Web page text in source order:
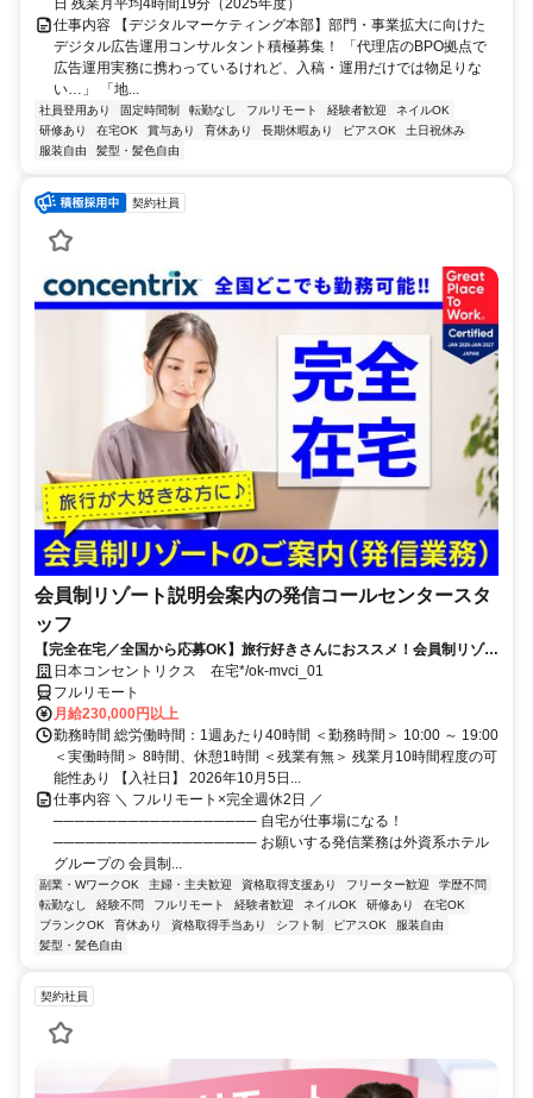
仕事内容 【デジタルマーケティング本部】部門・事業拡大に向けた
デジタル広告運用コンサルタント積極募集！ 「代理店のBPO拠点で
広告運用実務に携わっているけれど、入稿・運用だけでは物足りな
い…」 「地...
社員登用あり 固定時間制 転勤なし フルリモート 経験者歓迎
ネイルOK
研修あり
在宅OK 賞与あり 育休あり 長期休暇あり ピアスOK
土日祝休み
服装自由
髪型・髪色自由
契約社員
会員制リゾート説明会案内の発信コールセンタースタ
ッフ
【完全在宅／全国から応募OK】旅行好きさんにおススメ！会員制リゾー
トのご案内×テレワーク・リモートワーク◎月収34万円以上も可能！
日本コンセントリクス 在宅*/ok-mvci_01
フルリモート
月給230,000円以上
勤務時間 総労働時間：1週あたり40時間 ＜勤務時間＞ 10:00 ～ 19:00
＜実働時間＞ 8時間、休憩1時間 ＜残業有無＞ 残業月10時間程度の可
能性あり 【入社日】 2026年10月5日...
仕事内容 ＼ フルリモート×完全週休2日 ／
─────────────────── 自宅が仕事場になる！
─────────────────── お願いする発信業務は外資系ホテル
グループの 会員制...
副業・WワークOK 主婦・主夫歓迎 資格取得支援あり フリーター歓迎
学歴不問
転勤なし
経験不問 フルリモート 経験者歓迎 ネイルOK 研修あり
在宅OK
ブランクOK
育休あり 資格取得手当あり シフト制 ピアスOK
服装自由
髪型・髪色自由
契約社員